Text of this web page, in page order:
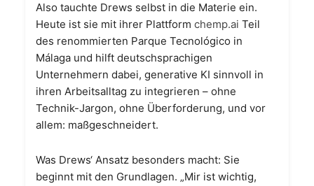
Also tauchte Drews selbst in die Materie ein.
Heute ist sie mit ihrer Plattform chemp.ai Teil
des renommierten Parque Tecnológico in
Málaga und hilft deutschsprachigen
Unternehmern dabei, generative KI sinnvoll in
ihren Arbeitsalltag zu integrieren – ohne
Technik-Jargon, ohne Überforderung, und vor
allem: maßgeschneidert.
Was Drews‘ Ansatz besonders macht: Sie
beginnt mit den Grundlagen. „Mir ist wichtig,